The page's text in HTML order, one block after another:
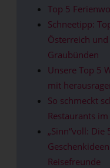
Top 5
Schneetipp:
Österreich
Graubünden
Unsere Top 5
mit
So schmeckt
Restaurants
„Sinn“voll:
Reisefreunde